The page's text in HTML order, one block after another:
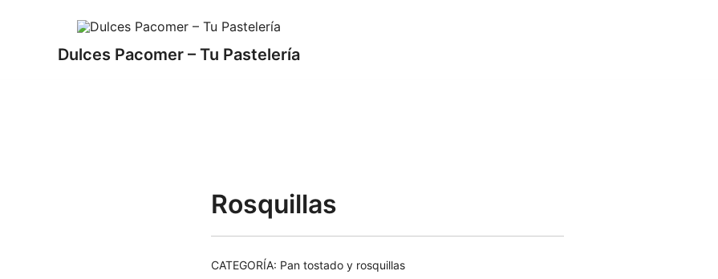
Dulces Pacomer – Tu Pastelería
Rosquillas
CATEGORÍA: Pan tostado y rosquillas